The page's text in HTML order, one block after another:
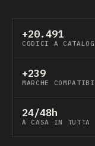
+20.491
CODICI A
+239
MARCHE
24/48h
A CASA IN TUTTA